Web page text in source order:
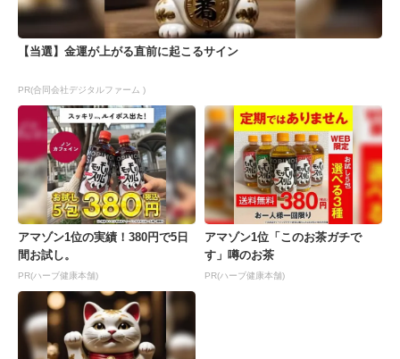
【当選】金運が上がる直前に起こるサイン
PR(合同会社デジタルファーム )
アマゾン1位の実績！380円で5日
間お試し。
PR(ハーブ健康本舗)
アマゾン1位「このお茶ガチで
す」噂のお茶
PR(ハーブ健康本舗)